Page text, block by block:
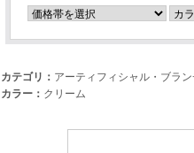
カテゴリ： アーティフィシャル・ブラ
カラー： クリーム